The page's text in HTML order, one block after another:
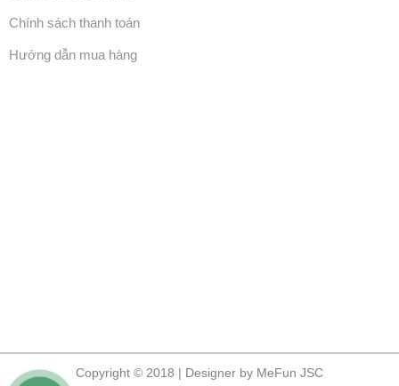
Chính sách thanh toán
Hướng dẫn mua hàng
Copyright © 2018 | Designer by MeFun JSC